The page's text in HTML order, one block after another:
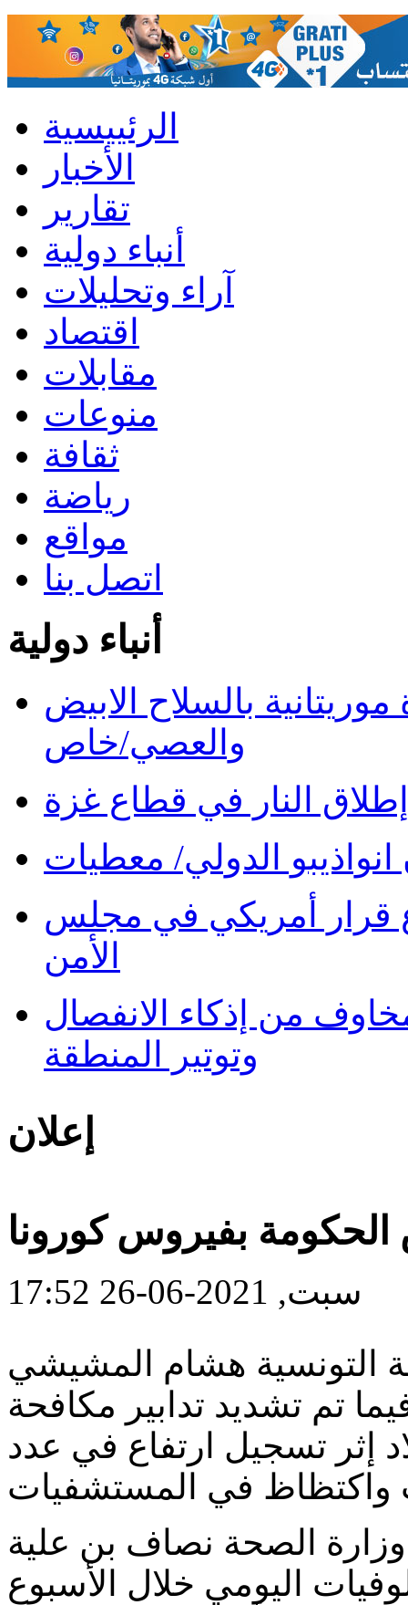
الرئييسية
الأخبار
تقارير
أنباء دولية
آراء وتحليلات
اقتصاد
مقابلات
منوعات
ثقافة
رياضة
مواقع
اتصل بنا
أنباء دولية
بالسلاح الابيض
والعصي/خاص
النار في قطاع غزة
الدولي/ معطيات
قرار أمريكي في مجلس
الأمن
من إذكاء الانفصال
وتوتير المنطقة
إعلان
بفيروس كورونا
سبت, 2021-06-26 17:52
التونسية هشام المشيشي
تم تشديد تدابير مكافحة
إثر تسجيل ارتفاع في عدد
الصحة نصاف بن علية
اليومي خلال الأسبوع